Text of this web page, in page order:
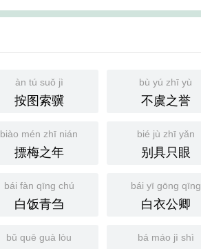
àn tú suǒ jì
按图索骥
bù yú zhī yù
不虞之誉
biào mén zhī nián
摽梅之年
bié jù zhī yǎn
别具只眼
bái fàn qīng chú
白饭青刍
bái yī gōng qīng
白衣公卿
bǔ quē guà lòu bá máo jì shì